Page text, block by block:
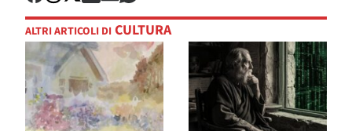
ALTRI ARTICOLI DI CULTURA